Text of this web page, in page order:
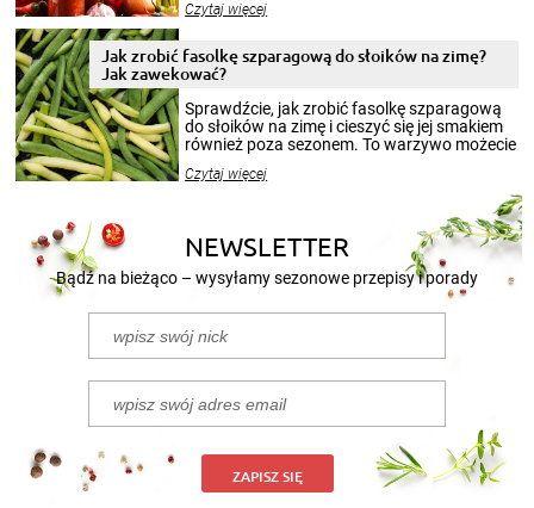
krajobrazów, by cieszyć nimi oko w sezonie
pełni poczuć atmosferę cieplejszych
miesięcy. Przygotowanie słoików ze
patenty, które pozwolą zachować świeżość
przetworów.
Czytaj więcej
Jak zrobić fasolkę szparagową do słoików na zimę?
Jak zawekować?
Sprawdźcie, jak zrobić fasolkę szparagową
do słoików na zimę i cieszyć się jej smakiem
również poza sezonem. To warzywo możecie
nasze propozycje!
Czytaj więcej
NEWSLETTER
Bądź na bieżąco – wysyłamy sezonowe przepisy i porady
ZAPISZ SIĘ